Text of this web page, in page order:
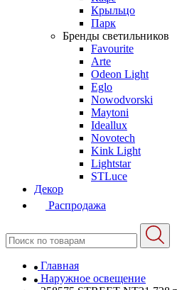
Крыльцо
Парк
Бренды светильников
Favourite
Arte
Odeon Light
Eglo
Nowodvorski
Maytoni
Ideallux
Novotech
Kink Light
Lightstar
STLuce
Декор
Распродажа
Главная
Наружное освещение